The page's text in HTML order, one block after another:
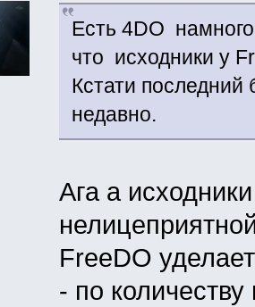
Есть 4DO
что исходники у
Кстати
недавно.
Ага а
FreeDO
- по